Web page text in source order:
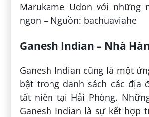
Marukame Udon với những
ngon – Nguồn: bachuaviahe
Ganesh Indian – Nhà
Ganesh Indian cũng là một
bật trong danh sách các địa
tất niên tại Hải Phòng.
Ganesh Indian là sự kết hợp